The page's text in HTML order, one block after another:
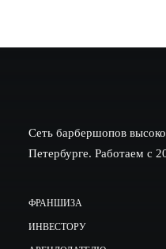
Сеть барбершопов
Петербурге. Работаем с
ФРАНШИЗА
ИНВЕСТОРУ